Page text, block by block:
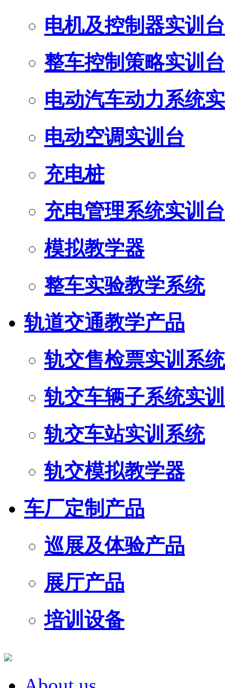
电机及控制器实训台
整车控制策略实训台
电动汽车动力系统
电动空调实训台
充电桩
充电管理系统实训台
模拟教学器
整车实验教学系统
轨道交通教学产品
轨交售检票实训系统
轨交车辆子系统实
轨交车站实训系统
轨交模拟教学器
车厂定制产品
巡展及体验产品
展厅产品
培训设备